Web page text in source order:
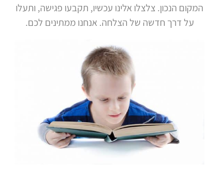
המקום הנכון. צלצלו אלינו עכשיו, תקבעו פגישה, ותעלו
על דרך חדשה של הצלחה. אנחנו ממתינים לכם.